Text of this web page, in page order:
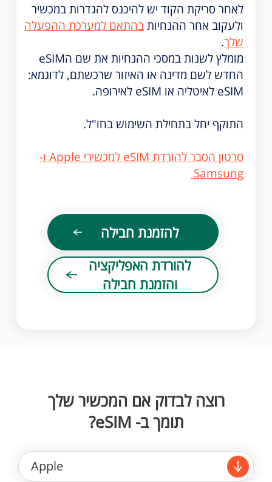
לאחר סריקת הקוד יש להיכנס להגדרות במכשיר
ולעקוב אחר ההנחיותבהתאם למערכת ההפעלה
שלך.
מומלץ לשנות במסכי ההנחיות את שם הeSIM
החדש לשם מדינה או האיזור שרכשתם, לדוגמא:
eSIM לאיטליה או eSIM לאירופה.
התוקף יחל בתחילת השימוש בחו"ל.
סרטון הסבר להורדת eSIM למכשירי Apple ו-
Samsung
להזמנת חבילה
להורדת האפליקציה
והזמנת חבילה
רוצה לבדוק אם המכשיר שלך
תומך ב- eSIM?
Apple